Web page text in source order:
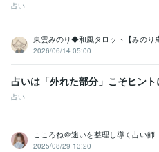
占い
東雲みのり◆和風タロット【みのり
2026/06/14 05:00
占いは「外れた部分」こそヒント
占い
こころね＠迷いを整理し導く占い師
2025/08/29 13:20